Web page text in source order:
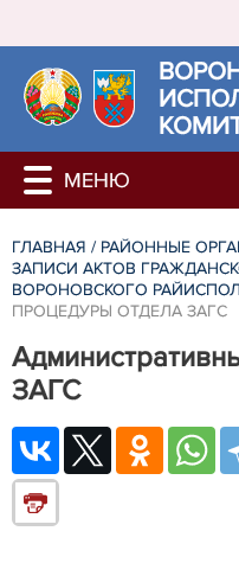
ГЛАВНАЯ / РАЙОННЫЕ
ЗАПИСИ АКТОВ
ВОРОНОВСКОГО
ПРОЦЕДУРЫ ОТДЕЛА ЗАГС
ЗАГС